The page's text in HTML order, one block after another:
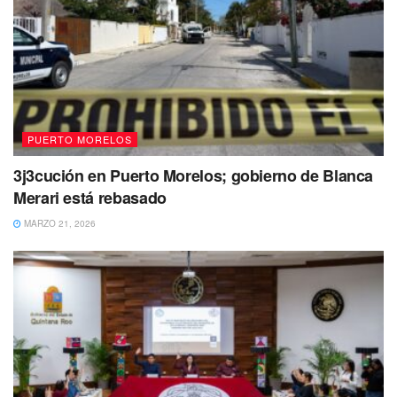
playa, surge la dudacomo mantiene el distintivo Blue
flag cuando los parámetros microbiológicos para la
bacteria de Escherichia Coli (bacteria coliforme) así
como Enterococcus intestinal, tiene especificaciones
muy claras.
PUERTO MORELOS
3j3cución en Puerto Morelos; gobierno de Blanca
Merari está rebasado
MARZO 21, 2026